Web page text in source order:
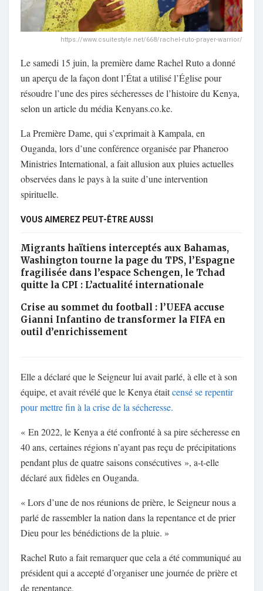
https://www.csuitestyle.net/668/rachel-ruto-prayer-warrior/
Le samedi 15 juin, la première dame Rachel Ruto a donné
un aperçu de la façon dont l’État a utilisé l’Église pour
résoudre l’une des pires sécheresses de l’histoire du Kenya,
selon un article du média Kenyans.co.ke.
La Première Dame, qui s’exprimait à Kampala, en
Ouganda, lors d’une conférence organisée par Phaneroo
Ministries International, a fait allusion aux pluies actuelles
observées dans le pays à la suite d’une intervention
spirituelle.
VOUS AIMEREZ PEUT-ÊTRE AUSSI
Migrants haïtiens interceptés aux Bahamas,
Washington tourne la page du TPS, l’Espagne
fragilisée dans l’espace Schengen, le Tchad
quitte la CPI : L’actualité internationale
Crise au sommet du football : l’UEFA accuse
Gianni Infantino de transformer la FIFA en
outil d’enrichissement
Elle a déclaré que le Seigneur lui avait parlé, à elle et à son
équipe, et avait révélé que le Kenya étaitcensé se repentir
pour mettre fin à la crise de la sécheresse.
« En 2022, le Kenya a été confronté à sa pire sécheresse en
40 ans, certaines régions n’ayant pas reçu de précipitations
pendant plus de quatre saisons consécutives », a-t-elle
déclaré aux fidèles en Ouganda.
« Lors d’une de nos réunions de prière, le Seigneur nous a
parlé de rassembler la nation dans la repentance et de prier
Dieu pour les bénédictions de la pluie. »
Rachel Ruto a fait remarquer que cela a été communiqué au
président qui a accepté d’organiser une journée de prière et
de repentance.